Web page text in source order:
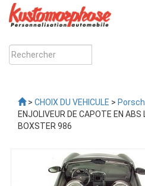
> CHOIX DU VEHICULE >
ENJOLIVEUR DE CAPOTE EN ABS
BOXSTER 986